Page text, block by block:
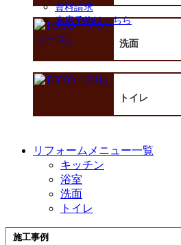
資料請求
来店予約はこちら
洗面
トイレ
リフォームメニュー一覧
キッチン
浴室
洗面
トイレ
施工事例